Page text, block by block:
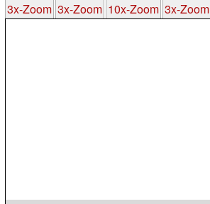
3x-Zoom 3x-Zoom 10x-Zoom 3x-Zoom